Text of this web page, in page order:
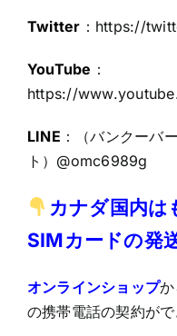
Twitter ： https://
YouTube ：
https://
LINE ：（バンクー
ト）@omc6989g
カナダ国内は
SIMカードの発
オンラインショップ
の携帯電話の契約が